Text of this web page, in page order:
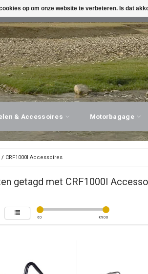
ADVIES, PERSOONLIJKE SERVICE!
& Accessoires Motorbagage
/ CRF1000l Accessoires
getagd met CRF1000l
€0 €900
op om onze website te verbeteren. Is dat